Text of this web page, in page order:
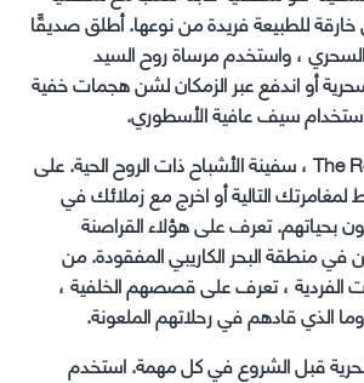
للطبيعة فريدة من نوعها. أطلق صديقًا
، واستخدم مرساة روح السيد
أو اندفع عبر الزمكان لشن هجمات خفية
سيف عافية الأسطوري.
انضم إلى The Red Marley ، سفينة الأشباح ذات الروح الحية. على
التالية أو اخرج مع زملائك في
بحياتهم. تعرف على هؤلاء القراصنة
في منطقة البحر الكاريبي المفقودة. من
الفردية ، تعرف على قصصهم الخلفية ،
الذي قادهم في رحلاتهم الملعونة.
قبل الشروع في كل مهمة. استخدم